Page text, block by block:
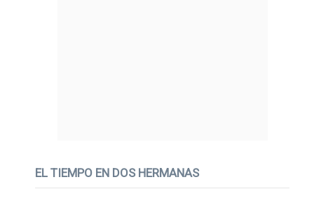
EL TIEMPO EN DOS HERMANAS